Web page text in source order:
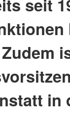
seit
in